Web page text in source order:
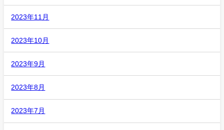
2023年11月
2023年10月
2023年9月
2023年8月
2023年7月